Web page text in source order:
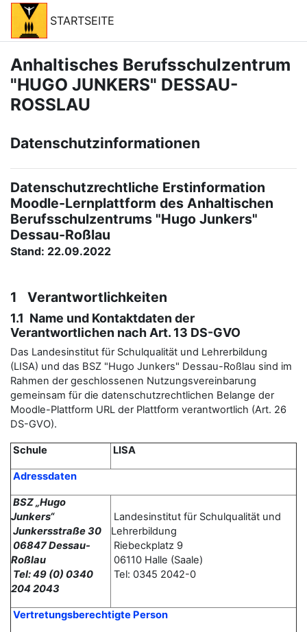
Zum Hauptinhalt
STARTSEITE
Anhaltisches Berufsschulzentrum
"HUGO JUNKERS" DESSAU-
ROSSLAU
Datenschutzinformationen
Datenschutzrechtliche Erstinformation
Moodle-Lernplattform des Anhaltischen
Berufsschulzentrums "Hugo Junkers"
Dessau-Roßlau
Stand: 22.09.2022
1 Verantwortlichkeiten
1.1 Name und Kontaktdaten der
Verantwortlichen nach Art. 13 DS-GVO
Das Landesinstitut für Schulqualität und Lehrerbildung
(LISA) und das BSZ "Hugo Junkers" Dessau-Roßlau sind im
Rahmen der geschlossenen Nutzungsvereinbarung
gemeinsam für die datenschutzrechtlichen Belange der
Moodle-Plattform URL der Plattform verantwortlich (Art. 26
DS-GVO).
Schule LISA
Adressdaten
BSZ „Hugo
Junkers“
Junkersstraße 30
06847 Dessau-
Roßlau
Tel: 49 (0) 0340
204 2043
Landesinstitut für Schulqualität und
Lehrerbildung
Riebeckplatz 9
06110 Halle (Saale)
Tel: 0345 2042-0
Vertretungsberechtigte Person